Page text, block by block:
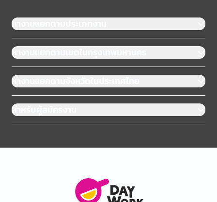
หางานแยกตามประเภทงาน
หางานแยกตามเขตในกรุงเทพมหานคร
หางานแยกตามจังหวัดในประเทศไทย
สำหรับผู้สมัครงาน